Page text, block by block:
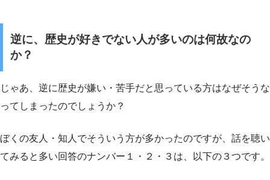
逆に、歴史が好きでない人が多いのは何故なの
か？
じゃあ、逆に歴史が嫌い・苦手だと思っている方はなぜそうな
ってしまったのでしょうか？
ぼくの友人・知人でそういう方が多かったのですが、話を聴い
てみると多い回答のナンバー１・２・３は、以下の３つです。